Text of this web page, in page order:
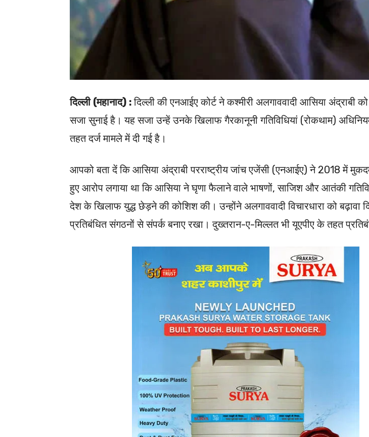
दिल्ली (महानाद) :दिल्ली की एनआईए कोर्ट ने कश्मीरी अलगाववादी आसिया अंद्राबी
सजा सुनाई है। यह सजा उन्हें उनके खिलाफ गैरकानूनी गतिविधियां (रोकथाम)
तहत दर्ज मामले में दी गई है।
आपको बता दें कि आसिया अंद्राबी परराष्ट्रीय जांच एजेंसी (एनआईए) ने 2018 में
हुए आरोप लगाया था कि आसिया ने घृणा फैलाने वाले भाषणों, साजिश और आतंकी
देश के खिलाफ युद्ध छेड़ने की कोशिश की। उन्होंने अलगाववादी विचारधारा को बढ़ावा
प्रतिबंधित संगठनों से संपर्क बनाए रखा। दुख्तरान-ए-मिल्लत भी यूएपीए के तहत